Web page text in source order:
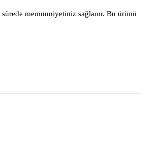
sürede memnuniyetiniz sağlanır. Bu ürünü